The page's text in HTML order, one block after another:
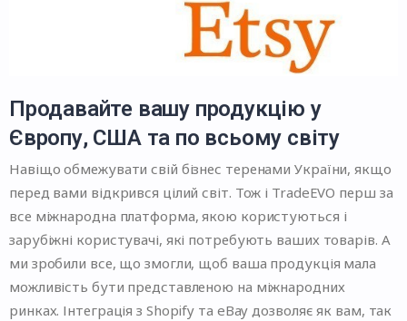
Продавайте вашу продукцію у
Європу, США та по всьому світу
Навіщо обмежувати свій бізнес теренами України, якщо
перед вами відкрився цілий світ. Тож і TradeEVO перш за
все міжнародна платформа, якою користуються і
зарубіжні користувачі, які потребують ваших товарів. А
ми зробили все, що змогли, щоб ваша продукція мала
можливість бути представленою на міжнародних
ринках. Інтеграція з Shopify та eBay дозволяє як вам, так